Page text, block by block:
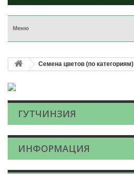
Меню
Семена цветов (по категориям)
ГУТЧИНЗИЯ
ИНФОРМАЦИЯ